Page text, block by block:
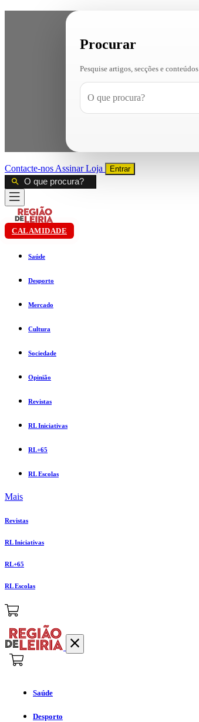
Procurar
Pesquise artigos, secções e conteúdos
Contacte-nos AssinarLoja Entrar
CALAMIDADE
Saúde
Desporto
Mercado
Cultura
Sociedade
Opinião
Revistas
RL Iniciativas
RL+65
RL Escolas
Mais
Revistas
RL Iniciativas
RL+65
RL Escolas
Saúde
Desporto